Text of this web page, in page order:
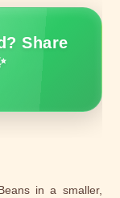
Share
in a smaller,